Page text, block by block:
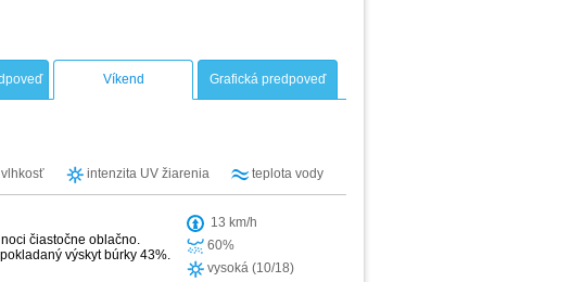
Víkend Grafická predpoveď
intenzita UV žiarenia teplota vody
čiastočne oblačno.
výskyt búrky 43%.
13 km/h
60%
vysoká (10/18)